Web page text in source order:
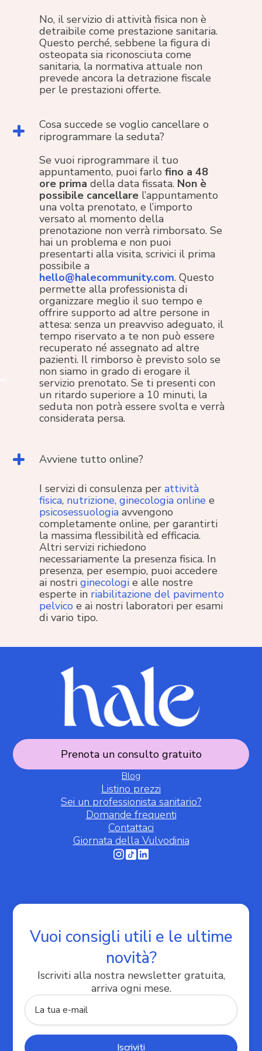
No, il servizio di attività fisica non è
detraibile come prestazione sanitaria.
Questo perché, sebbene la figura di
osteopata sia riconosciuta come
sanitaria, la normativa attuale non
prevede ancora la detrazione fiscale
per le prestazioni offerte.
Cosa succede se voglio cancellare o
riprogrammare la seduta?
Se vuoi riprogrammare il tuo
appuntamento, puoi farlofino a 48
ore prima della data fissata. Non è
possibile cancellare l’appuntamento
una volta prenotato, e l’importo
versato al momento della
prenotazione non verrà rimborsato. Se
hai un problema e non puoi
presentarti alla visita, scrivici il prima
possibile a
hello@halecommunity.com. Questo
permette alla professionista di
organizzare meglio il suo tempo e
offrire supporto ad altre persone in
attesa: senza un preavviso adeguato, il
tempo riservato a te non può essere
recuperato né assegnato ad altre
pazienti. Il rimborso è previsto solo se
non siamo in grado di erogare il
servizio prenotato. Se ti presenti con
un ritardo superiore a 10 minuti, la
seduta non potrà essere svolta e verrà
considerata persa.
Avviene tutto online?
I servizi di consulenza perattività
fisica, nutrizione, ginecologia online e
psicosessuologia avvengono
completamente online, per garantirti
la massima flessibilità ed efficacia.
Altri servizi richiedono
necessariamente la presenza fisica. In
presenza, per esempio, puoi accedere
ai nostriginecologi e alle nostre
esperte in riabilitazione del pavimento
pelvico e ai nostri laboratori per esami
di vario tipo.
Prenota un consulto gratuito
Blog
Listino prezzi
Sei un professionista sanitario?
Domande frequenti
Contattaci
Giornata della Vulvodinia
Vuoi consigli utili e le ultime
novità?
Iscriviti alla nostra newsletter gratuita,
arriva ogni mese.
Informativa sulla raccolta